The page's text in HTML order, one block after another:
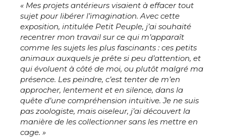
« Mes projets antérieurs visaient à effacer tout
sujet pour libérer l’imagination. Avec cette
exposition, intitulée Petit Peuple, j’ai souhaité
recentrer mon travail sur ce qui m’apparaît
comme les sujets les plus fascinants : ces petits
animaux auxquels je prête si peu d’attention, et
qui évoluent à côté de moi, ou plutôt malgré ma
présence. Les peindre, c’est tenter de m’en
approcher, lentement et en silence, dans la
quête d’une compréhension intuitive. Je ne suis
pas zoologiste, mais oiseleur, j’ai découvert la
manière de les collectionner sans les mettre en
cage. »